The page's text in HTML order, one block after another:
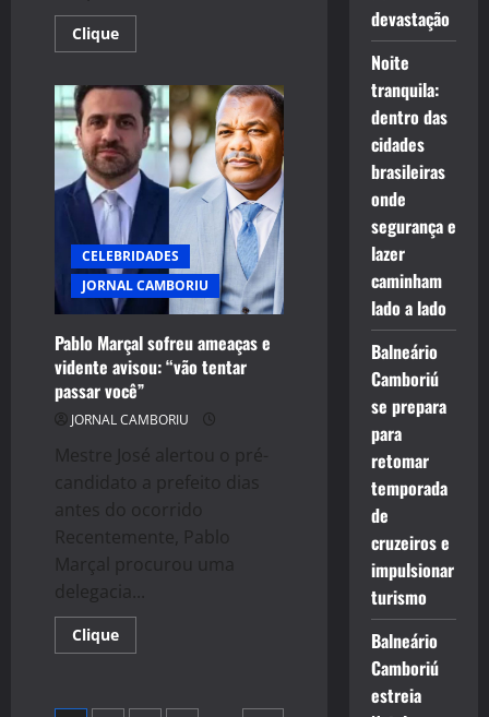
CliqueRead
more
alerta
com
previsão
chocante
para
Belo
CELEBRIDADES
JORNAL CAMBORIU
Pablo Marçal sofreu ameaças e
vidente avisou: “vão tentar
passar você”
JORNAL CAMBORIU
Mestre José alertou o pré-
candidato a prefeito dias
antes do ocorrido
Recentemente, Pablo
Marçal procurou uma
delegacia...
CliqueRead
more
sofreu
devastação
Noite
tranquila:
dentro das
cidades
brasileiras
onde
segurança e
lazer
caminham
lado a lado
Balneário
Camboriú
se prepara
para
retomar
temporada
de
cruzeiros e
impulsionar
turismo
Balneário
Camboriú
estreia